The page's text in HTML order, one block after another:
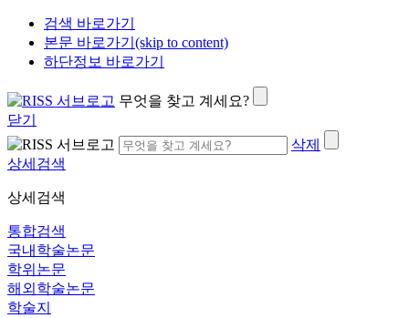
검색 바로가기
본문 바로가기(skip to content)
하단정보 바로가기
무엇을 찾고 계세요?
닫기
삭제
상세검색
상세검색
통합검색
국내학술논문
학위논문
해외학술논문
학술지